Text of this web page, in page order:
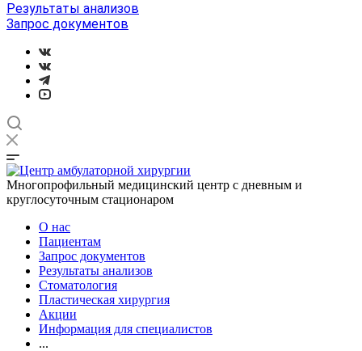
Результаты анализов
Запрос документов
Многопрофильный медицинский центр с дневным и
круглосуточным стационаром
О нас
Пациентам
Запрос документов
Результаты анализов
Стоматология
Пластическая хирургия
Акции
Информация для специалистов
...